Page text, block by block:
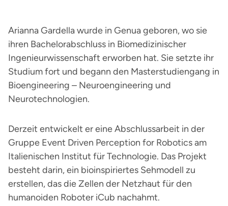
Arianna Gardella wurde in Genua geboren, wo sie
ihren Bachelorabschluss in Biomedizinischer
Ingenieurwissenschaft erworben hat. Sie setzte ihr
Studium fort und begann den Masterstudiengang in
Bioengineering – Neuroengineering und
Neurotechnologien.
Derzeit entwickelt er eine Abschlussarbeit in der
Gruppe Event Driven Perception for Robotics am
Italienischen Institut für Technologie. Das Projekt
besteht darin, ein bioinspiriertes Sehmodell zu
erstellen, das die Zellen der Netzhaut für den
humanoiden Roboter iCub nachahmt.